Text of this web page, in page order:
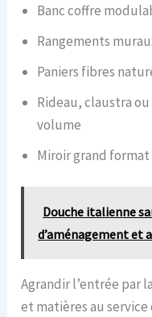
Banc coffre
Rangements
Paniers fibres
Rideau, claustra
volume
Miroir grand
Douche italienne
d’aménagement et
Agrandir l’entrée par
et matières au